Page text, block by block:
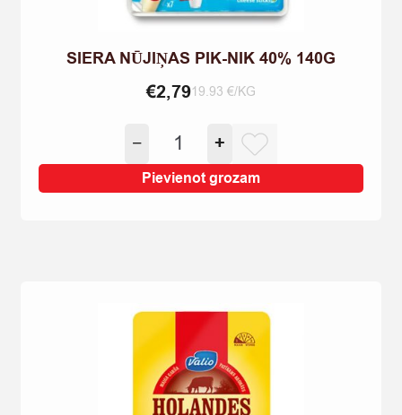
SIERA NŪJIŅAS PIK-NIK 40% 140G
€2,7919.93 €/KG
−
SIERA
NŪJIŅAS
PIK-
NIK
+
Pievienot grozam